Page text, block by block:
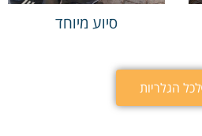
סיוע מיוחד
לכל הגלריות